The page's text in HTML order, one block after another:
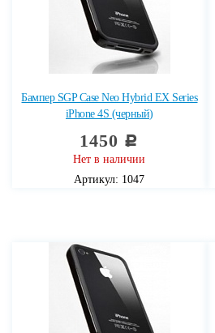
Бампер SGP Case Neo Hybrid EX Series
iPhone 4S (черный)
1450 c
Нет в наличии
Артикул: 1047